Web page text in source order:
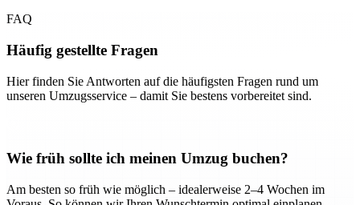
FAQ
Häufig gestellte Fragen
Hier finden Sie Antworten auf die häufigsten Fragen rund um
unseren Umzugsservice – damit Sie bestens vorbereitet sind.
Wie früh sollte ich meinen Umzug buchen?
Am besten so früh wie möglich – idealerweise 2–4 Wochen im